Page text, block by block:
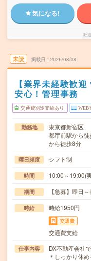
気になる!
派
未読 掲載日 2026/08/08
【業界未経験歓
安心！管理事務
交通費別途支給あり WEB
勤務地
東京都新宿区
都庁前駅から
から徒歩8分
曜日頻度 シフト制
時間 10:00～19:00(
期間 【急募】即日
時給 時給1950円
交通費
交通費支給
仕事内容
DX不動産会社
＊しっかり休